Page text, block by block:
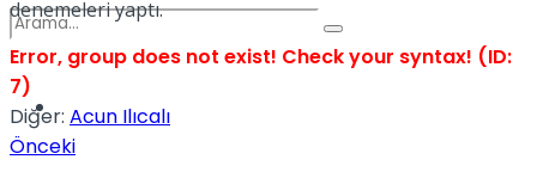
Türkiye
No Result
denemeleri yaptı.
Error, group does not exist! Check your syntax! (ID:
7)
Diğer: Acun Ilıcalı
Önceki